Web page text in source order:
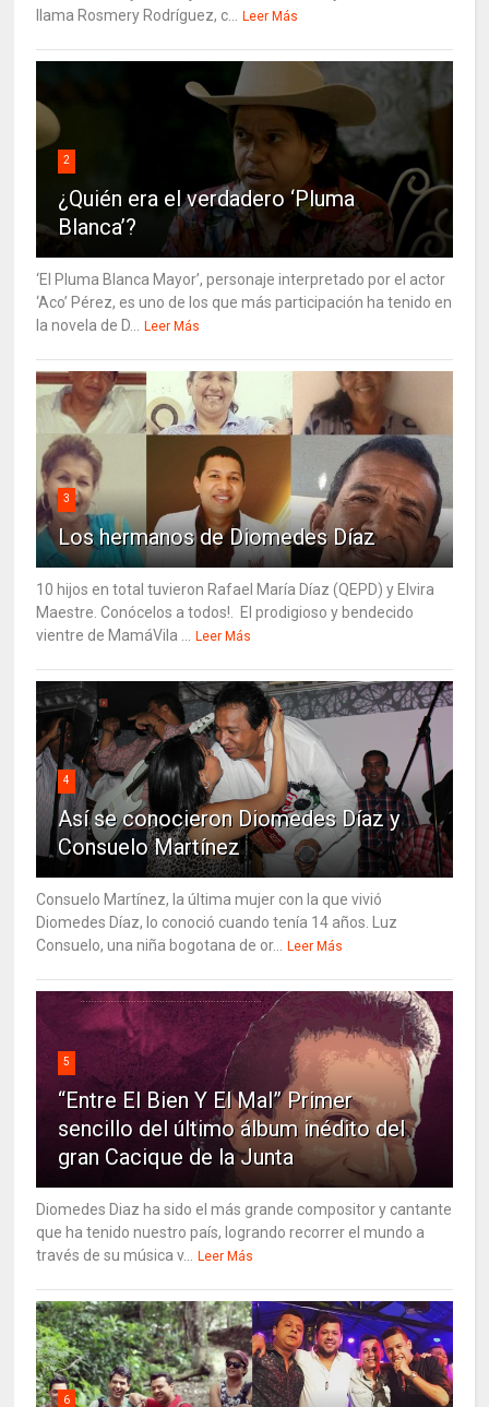
llama Rosmery Rodríguez, c...
Leer Más
2
¿Quién era el verdadero ‘Pluma
Blanca’?
‘El Pluma Blanca Mayor’, personaje interpretado por el actor
‘Aco’ Pérez, es uno de los que más participación ha tenido en
la novela de D...
Leer Más
3
Los hermanos de Diomedes Díaz
10 hijos en total tuvieron Rafael María Díaz (QEPD) y Elvira
Maestre. Conócelos a todos!. El prodigioso y bendecido
vientre de MamáVila ...
Leer Más
4
Así se conocieron Diomedes Díaz y
Consuelo Martínez
Consuelo Martínez, la última mujer con la que vivió
Diomedes Díaz, lo conoció cuando tenía 14 años. Luz
Consuelo, una niña bogotana de or...
Leer Más
5
“Entre El Bien Y El Mal” Primer
sencillo del último álbum inédito del
gran Cacique de la Junta
Diomedes Diaz ha sido el más grande compositor y cantante
que ha tenido nuestro país, logrando recorrer el mundo a
través de su música v...
Leer Más
6